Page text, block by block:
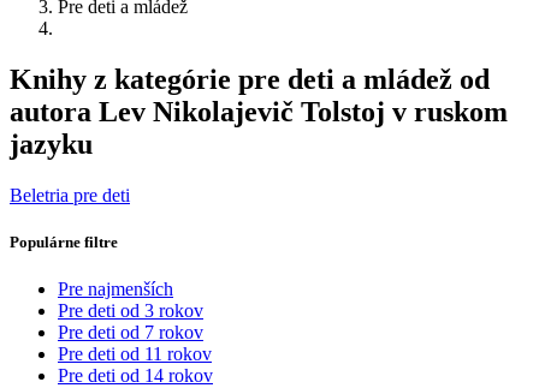
Pre deti a mládež
Knihy z kategórie pre deti a mládež od
autora Lev Nikolajevič Tolstoj v ruskom
jazyku
Beletria pre deti
Populárne filtre
Pre najmenších
Pre deti od 3 rokov
Pre deti od 7 rokov
Pre deti od 11 rokov
Pre deti od 14 rokov